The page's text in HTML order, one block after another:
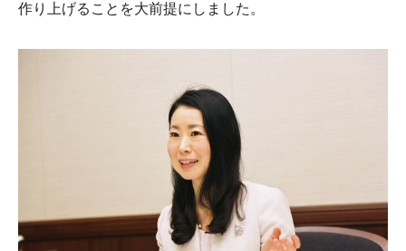
作り上げることを大前提にしました。